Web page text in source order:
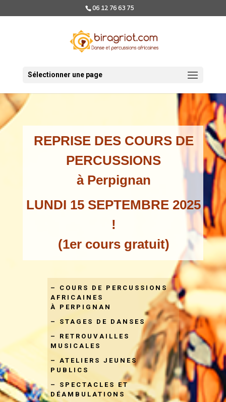
06 12 76 63 75
Sélectionner une page
REPRISE DES COURS DE
PERCUSSIONS
à Perpignan
LUNDI 15 SEPTEMBRE 2025
!
(1er cours gratuit)
– COURS DE PERCUSSIONS
AFRICAINES
À PERPIGNAN
– STAGES DE DANSES
– RETROUVAILLES
MUSICALES
– ATELIERS JEUNES
PUBLICS
– SPECTACLES ET
DÉAMBULATIONS